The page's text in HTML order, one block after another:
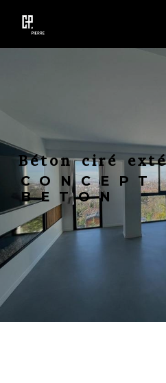
Béton ciré
CONCEPT PIERRE
BETON